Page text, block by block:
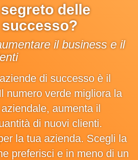
delle
il business e il
di successo è il
numero verde migliora la
aumenta il
di nuovi clienti.
la tua azienda. Scegli la
preferisci e in meno di un